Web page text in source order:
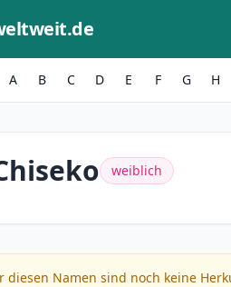
A B C D E F G H
weiblich
diesen Namen sind noch keine